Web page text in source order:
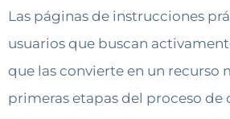
Las páginas de instrucciones
usuarios que buscan
que las convierte en un recurso
primeras etapas del proceso de